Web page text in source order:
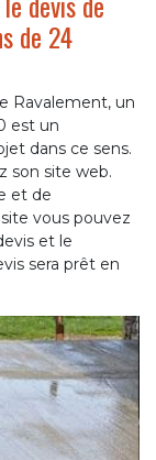
de 24
Ravalement, un
est un
dans ce sens.
son site web.
et de
vous pouvez
et le
sera prêt en